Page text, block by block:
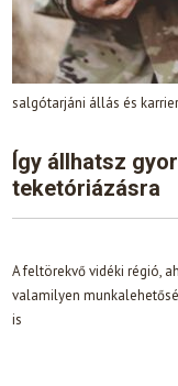
salgótarjáni állás és
Így állhatsz
teketóriázásra
A feltörekvő vidéki régió,
valamilyen
is